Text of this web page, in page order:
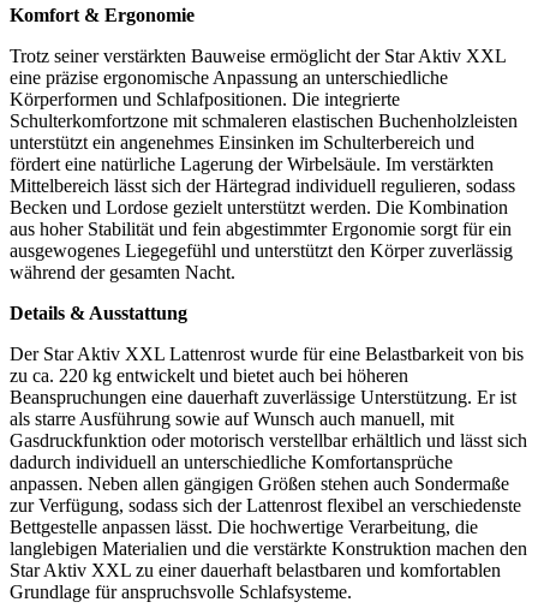
Komfort & Ergonomie
Trotz seiner verstärkten Bauweise ermöglicht der Star Aktiv XXL
eine präzise ergonomische Anpassung an unterschiedliche
Körperformen und Schlafpositionen. Die integrierte
Schulterkomfortzone mit schmaleren elastischen Buchenholzleisten
unterstützt ein angenehmes Einsinken im Schulterbereich und
fördert eine natürliche Lagerung der Wirbelsäule. Im verstärkten
Mittelbereich lässt sich der Härtegrad individuell regulieren, sodass
Becken und Lordose gezielt unterstützt werden. Die Kombination
aus hoher Stabilität und fein abgestimmter Ergonomie sorgt für ein
ausgewogenes Liegegefühl und unterstützt den Körper zuverlässig
während der gesamten Nacht.
Details & Ausstattung
Der Star Aktiv XXL Lattenrost wurde für eine Belastbarkeit von bis
zu ca. 220 kg entwickelt und bietet auch bei höheren
Beanspruchungen eine dauerhaft zuverlässige Unterstützung. Er ist
als starre Ausführung sowie auf Wunsch auch manuell, mit
Gasdruckfunktion oder motorisch verstellbar erhältlich und lässt sich
dadurch individuell an unterschiedliche Komfortansprüche
anpassen. Neben allen gängigen Größen stehen auch Sondermaße
zur Verfügung, sodass sich der Lattenrost flexibel an verschiedenste
Bettgestelle anpassen lässt. Die hochwertige Verarbeitung, die
langlebigen Materialien und die verstärkte Konstruktion machen den
Star Aktiv XXL zu einer dauerhaft belastbaren und komfortablen
Grundlage für anspruchsvolle Schlafsysteme.